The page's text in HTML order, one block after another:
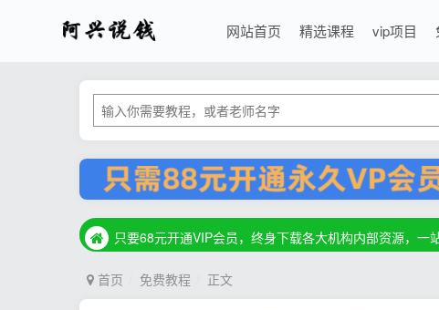
网站首页 精选课程 vip项目
只要68元开通VIP会员，终身下载各大机构内部资源，
只要68元开通VIP会员，终身下载各大机构内部资源，
只要68元开通VIP会员，终身下载各大机构内部资源，一
首页 免费教程 正文